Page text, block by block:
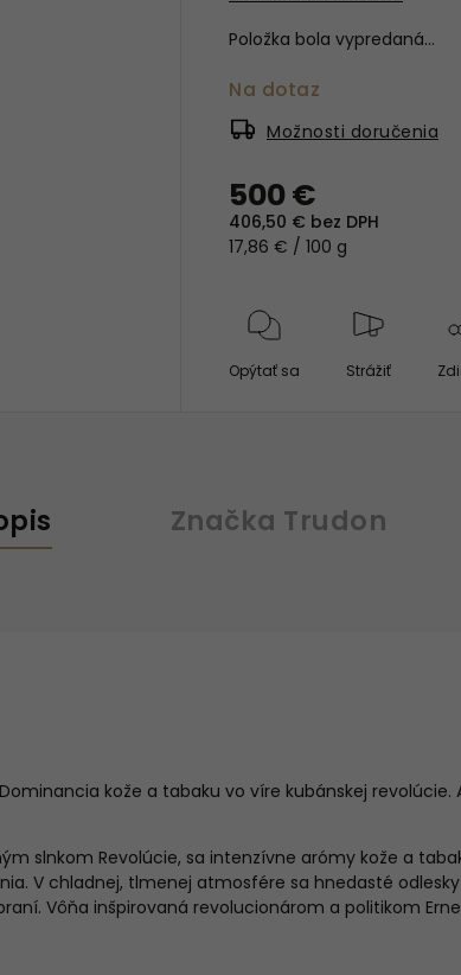
Položka bola vypredaná…
500 €
406,50 € bez DPH
17,86 € / 100 g
Na dotaz
Možnosti doručenia
Opýtať sa Strážiť
Značka Trudon
kože a tabaku vo víre kubánskej revolúcie.
slnkom Revolúcie, sa intenzívne arómy kože a
V chladnej, tlmenej atmosfére sa hnedasté
Vôňa inšpirovaná revolucionárom a politikom